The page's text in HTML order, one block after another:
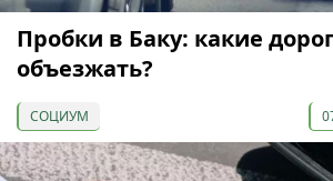
Пробки в Баку: какие
объезжать?
СОЦИУМ